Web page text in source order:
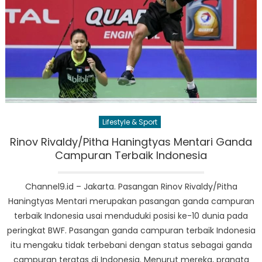
Lifestyle & Sport
Rinov Rivaldy/Pitha Haningtyas Mentari Ganda
Campuran Terbaik Indonesia
Channel9.id – Jakarta. Pasangan Rinov Rivaldy/Pitha
Haningtyas Mentari merupakan pasangan ganda campuran
terbaik Indonesia usai menduduki posisi ke-10 dunia pada
peringkat BWF. Pasangan ganda campuran terbaik Indonesia
itu mengaku tidak terbebani dengan status sebagai ganda